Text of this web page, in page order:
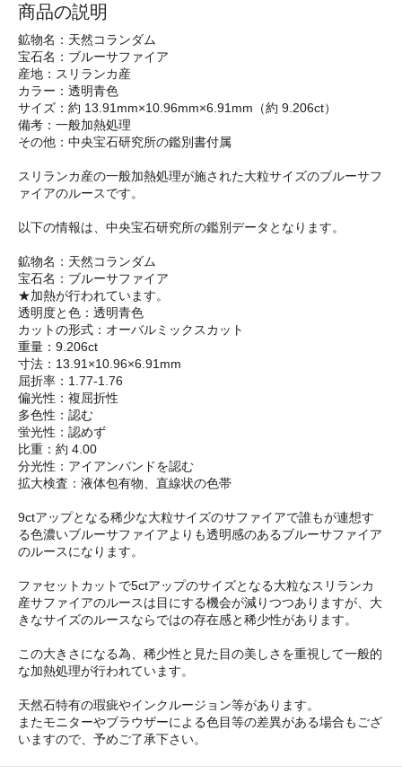
商品の説明
鉱物名：天然コランダム
宝石名：ブルーサファイア
産地：スリランカ産
カラー：透明青色
サイズ：約 13.91mm×10.96mm×6.91mm（約 9.206ct）
備考：一般加熱処理
その他：中央宝石研究所の鑑別書付属
スリランカ産の一般加熱処理が施された大粒サイズのブルーサフ
ァイアのルースです。
以下の情報は、中央宝石研究所の鑑別データとなります。
鉱物名：天然コランダム
宝石名：ブルーサファイア
★加熱が行われています。
透明度と色：透明青色
カットの形式：オーバルミックスカット
重量：9.206ct
寸法：13.91×10.96×6.91mm
屈折率：1.77-1.76
偏光性：複屈折性
多色性：認む
蛍光性：認めず
比重：約 4.00
分光性：アイアンバンドを認む
拡大検査：液体包有物、直線状の色帯
9ctアップとなる稀少な大粒サイズのサファイアで誰もが連想す
る色濃いブルーサファイアよりも透明感のあるブルーサファイア
のルースになります。
ファセットカットで5ctアップのサイズとなる大粒なスリランカ
産サファイアのルースは目にする機会が減りつつありますが、大
きなサイズのルースならではの存在感と稀少性があります。
この大きさになる為、稀少性と見た目の美しさを重視して一般的
な加熱処理が行われています。
天然石特有の瑕疵やインクルージョン等があります。
またモニターやブラウザーによる色目等の差異がある場合もござ
いますので、予めご了承下さい。